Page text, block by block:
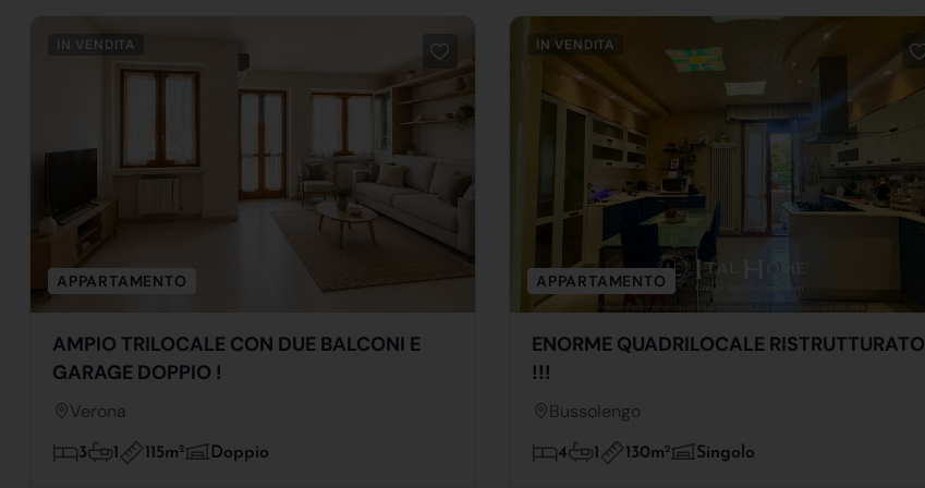
IN VENDITA
APPARTAMENTO
AMPIO TRILOCALE CON DUE BALCONI E
GARAGE DOPPIO !
Verona
3 1 115m2 Doppio
IN VENDITA
APPARTAMENTO
ENORME QUADRILOCALE RISTRUTTURATO
!!!
Bussolengo
4 1 130m2 Singolo